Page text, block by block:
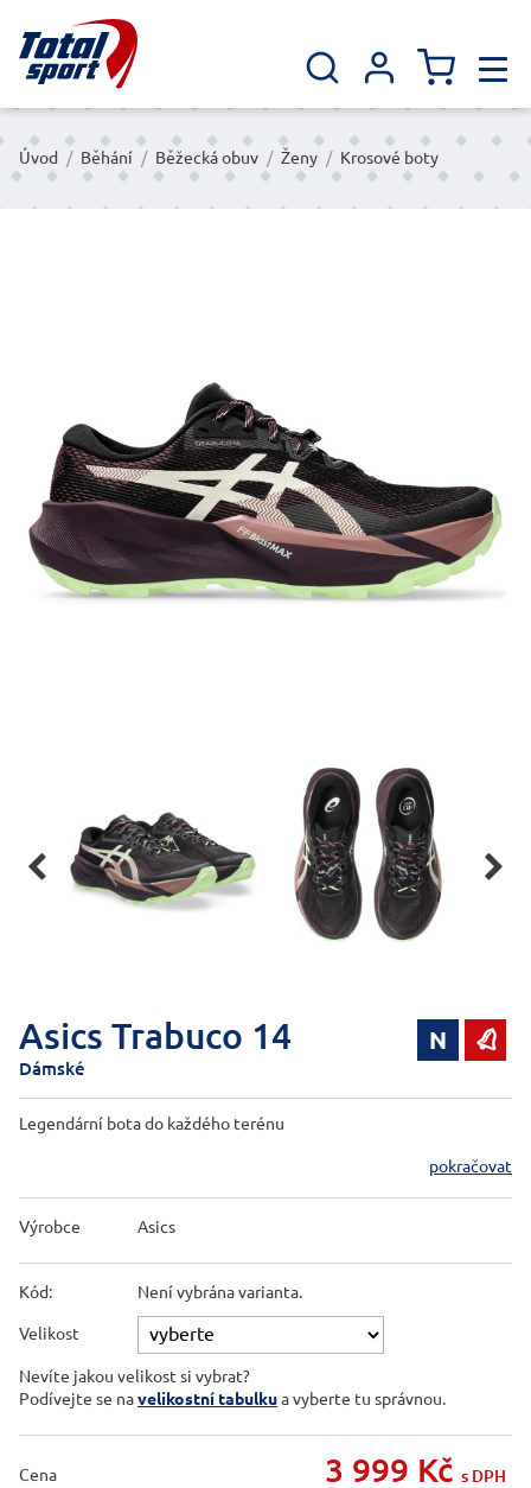
Úvod / Běhání / Běžecká obuv / Ženy / Krosové boty
 
Asics Trabuco 14 N 
Dámské
Legendární bota do každého terénu
pokračovat
Výrobce Asics
Kód: Není vybrána varianta.
Velikost
Nevíte jakou velikost si vybrat?
Podívejte se navelikostní tabulkua vyberte tu správnou.
Cena 3 999 Kč s DPH